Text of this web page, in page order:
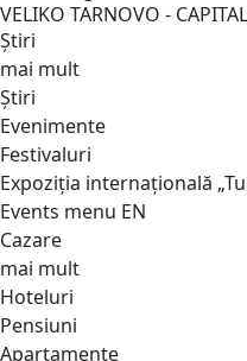
VELIKO TARNOVO -
Știri
mai mult
Știri
Evenimente
Festivaluri
Expoziția internațională
Events menu EN
Cazare
mai mult
Hoteluri
Pensiuni
Apartamente